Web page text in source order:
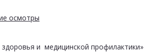
осмотры
и медицинской профилактики»